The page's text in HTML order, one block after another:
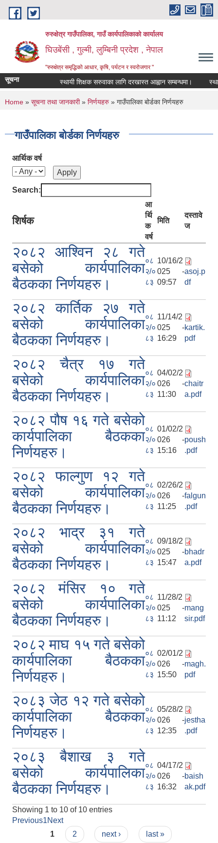
Skip to main content
रुरुक्षेत्र गाउँपालिका, गाउँ कार्यपालिकाको कार्यालय
घिउबेंसी , गुल्मी, लुम्बिनी प्रदेश , नेपाल
"रुरुक्षेत्र समृद्धिको आधार, कृषि, पर्यटन र स्वरोजगार "
सूचना स्थायी शिक्षक सरुवाका लागि दरखास्त आह्वान सम्बन्धमा। स्थायी
You are here
Home » सूचना तथा जानकारी» निर्णयहरु » गाउँपालिका बोर्डका निर्णयहरु
गाउँपालिका बोर्डका निर्णयहरु
आर्थिक वर्ष
Search:
शिर्षक
आ
र्थि
क
वर्ष
मिति
दस्तावे
ज
२०८२ आश्विन २८ गते
बसेको कार्यपालिका
बैठकका निर्णयहरु।
०८
२/०
८३
10/16/2
025 -
09:57
asoj.p
df
२०८२ कार्तिक २७ गते
बसेको कार्यपालिका
बैठकका निर्णयहरु।
०८
२/०
८३
11/14/2
025 -
16:29
kartik.
pdf
२०८२ चैत्र १७ गते
बसेको कार्यपालिका
बैठकका निर्णयहरु।
०८
२/०
८३
04/02/2
026 -
11:30
chaitr
a.pdf
२०८२ पौष १६ गते बसेको
कार्यपालिका बैठकका
निर्णयहरु।
०८
२/०
८३
01/02/2
026 -
15:16
poush
.pdf
२०८२ फाल्गुण १२ गते
बसेको कार्यपालिका
बैठकका निर्णयहरु।
०८
२/०
८३
02/26/2
026 -
11:25
falgun
.pdf
२०८२ भाद्र ३१ गते
बसेको कार्यपालिका
बैठकका निर्णयहरु।
०८
२/०
८३
09/18/2
025 -
15:47
bhadr
a.pdf
२०८२ मंसिर १० गते
बसेको कार्यपालिका
बैठकका निर्णयहरु।
०८
२/०
८३
11/28/2
025 -
11:12
mang
sir.pdf
२०८२ माघ १५ गते बसेको
कार्यपालिका बैठकका
निर्णयहरु।
०८
२/०
८३
02/01/2
026 -
15:50
magh.
pdf
२०८३ जेठ १२ गते बसेको
कार्यपालिका बैठकका
निर्णयहरु।
०८
२/०
८३
05/28/2
026 -
12:35
jestha
.pdf
२०८३ बैशाख ३ गते
बसेको कार्यपालिका
बैठकका निर्णयहरु।
०८
२/०
८३
04/17/2
026 -
16:32
baish
ak.pdf
Showing 1 to 10 of 10 entries
Previous1Next
Pages
1 2 next › last »